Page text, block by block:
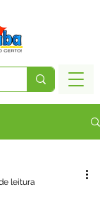
leitura